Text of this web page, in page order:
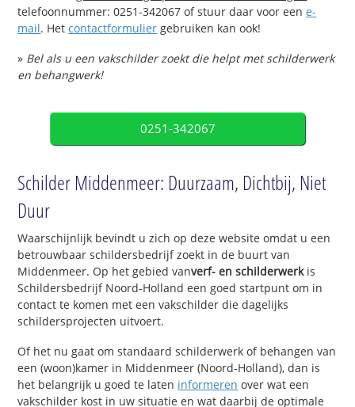
telefoonnummer: 0251-342067 of stuur daar voor eene-
mail. Hetcontactformulier gebruiken kan ook!
» Bel als u een vakschilder zoekt die helpt met schilderwerk
en behangwerk!
0251-342067
Schilder Middenmeer: Duurzaam, Dichtbij, Niet
Duur
Waarschijnlijk bevindt u zich op deze website omdat u een
betrouwbaar schildersbedrijf zoekt in de buurt van
Middenmeer. Op het gebied vanverf- en schilderwerkis
Schildersbedrijf Noord-Holland een goed startpunt om in
contact te komen met een vakschilder die dagelijks
schildersprojecten uitvoert.
Of het nu gaat om standaard schilderwerk of behangen van
een (woon)kamer in Middenmeer (Noord-Holland), dan is
het belangrijk u goed te laten informeren over wat een
vakschilder kost in uw situatie en wat daarbij de optimale